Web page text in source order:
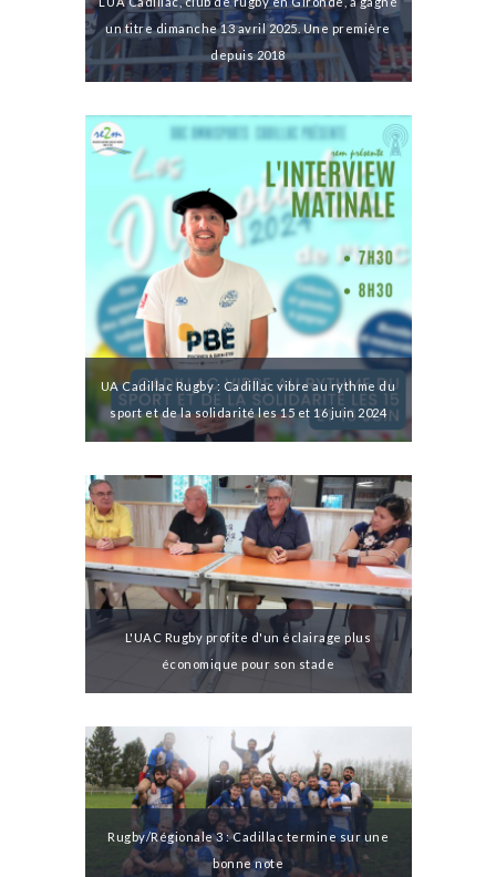
un titre dimanche 13 avril 2025. Une première
depuis 2018
UA Cadillac Rugby : Cadillac vibre au rythme du
sport et de la solidarité les 15 et 16 juin 2024
L'UAC Rugby profite d'un éclairage plus
économique pour son stade
Rugby/Régionale 3 : Cadillac termine sur une
bonne note